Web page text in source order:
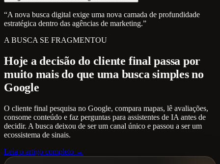
“A nova busca digital exige uma nova camada de profundidade
estratégica dentro das agências de marketing.”
A BUSCA SE FRAGMENTOU
Hoje a decisão do cliente final passa por
muito mais do que uma busca simples no
Google
O cliente final pesquisa no Google, compara mapas, lê avaliações,
consome conteúdo e faz perguntas para assistentes de IA antes de
decidir. A busca deixou de ser um canal único e passou a ser um
ecossistema de sinais.
Leia o artigo completo →